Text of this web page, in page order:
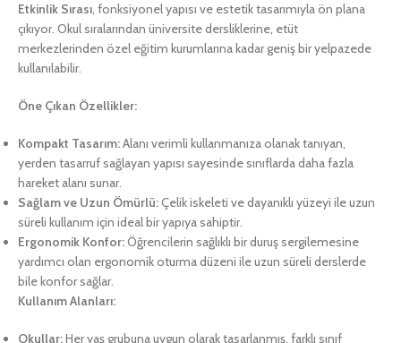
Etkinlik Sırası, fonksiyonel yapısı ve estetik tasarımıyla ön plana
çıkıyor. Okul sıralarından üniversite dersliklerine, etüt
merkezlerinden özel eğitim kurumlarına kadar geniş bir yelpazede
kullanılabilir.
Öne Çıkan Özellikler:
Kompakt Tasarım:Alanı verimli kullanmanıza olanak tanıyan,
yerden tasarruf sağlayan yapısı sayesinde sınıflarda daha fazla
hareket alanı sunar.
Sağlam ve Uzun Ömürlü:Çelik iskeleti ve dayanıklı yüzeyi ile uzun
süreli kullanım için ideal bir yapıya sahiptir.
Ergonomik Konfor:Öğrencilerin sağlıklı bir duruş sergilemesine
yardımcı olan ergonomik oturma düzeni ile uzun süreli derslerde
bile konfor sağlar.
Kullanım Alanları:
Okullar:Her yaş grubuna uygun olarak tasarlanmış, farklı sınıf